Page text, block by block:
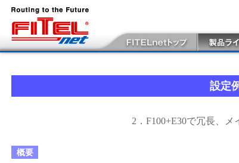
設定
2．F100+E30で冗長、
概要